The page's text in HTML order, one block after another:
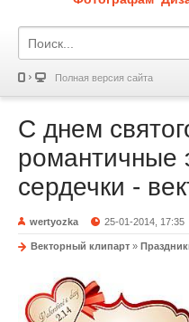
Полная версия сайта
С днем
романтичные
сердечки -
wertyozka 25-01-2014, 17:35
Векторный клипарт »